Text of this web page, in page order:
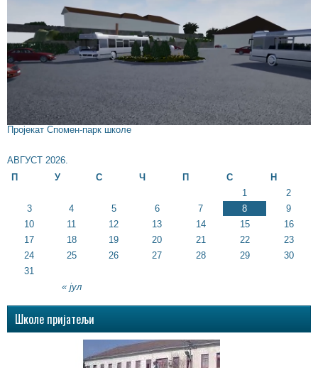
Пројекат Спомен-парк школе
АВГУСТ 2026.
П
У С Ч П С Н
« јул
1
2
3
4 5 6 7 8
9
10
11 12 13 14 15
16
17
18 19 20 21 22
23
24
25 26 27 28 29
30
31
Школе пријатељи